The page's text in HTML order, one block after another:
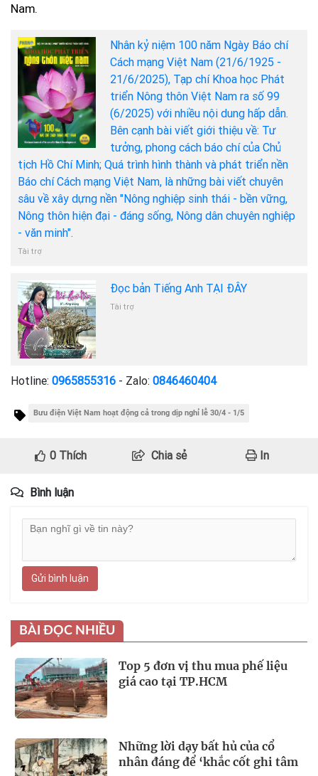
Nam.
Nhân kỷ niệm 100 năm Ngày Báo chí
Cách mạng Việt Nam (21/6/1925 -
21/6/2025), Tạp chí Khoa học Phát
triển Nông thôn Việt Nam ra số 99
(6/2025) với nhiều nội dung hấp dẫn.
Bên cạnh bài viết giới thiệu về: Tư
tưởng, phong cách báo chí của Chủ
tịch Hồ Chí Minh; Quá trình hình thành và phát triển nền
Báo chí Cách mạng Việt Nam, là những bài viết chuyên
sâu về xây dựng nền "Nông nghiệp sinh thái - bền vững,
Nông thôn hiện đại - đáng sống, Nông dân chuyên nghiệp
- văn minh".
Tài trợ
Đọc bản Tiếng Anh TẠI ĐÂY
Tài trợ
Hotline: 0965855316 - Zalo: 0846460404
Bưu điện Việt Nam hoạt động cả trong dịp nghỉ lễ 30/4 - 1/5
0Thích Chia sẻ In
Bình luận
Gửi bình luận
BÀI ĐỌC NHIỀU
Top 5 đơn vị thu mua phế liệu
giá cao tại TP.HCM
Những lời dạy bất hủ của cổ
nhân đáng để ‘khắc cốt ghi tâm